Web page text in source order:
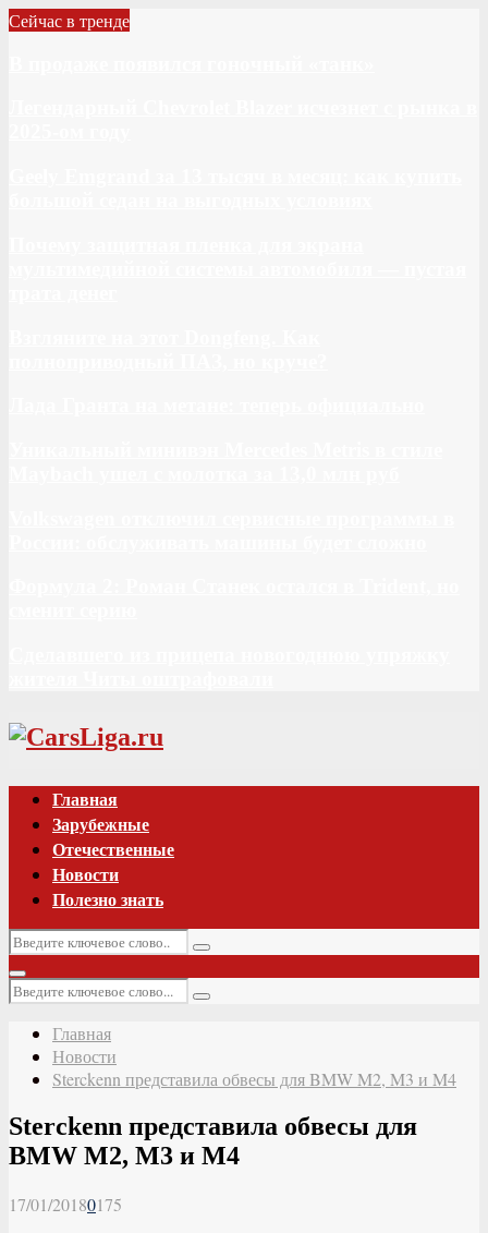
Сейчас в тренде
Vk
Главная
Зарубежные
Отечественные
Новости
Полезно знать
Искать:
Поиск
Основное
меню
Искать:
Поиск
Главная
Новости
Sterckenn представила обвесы для BMW M2, M3 и M4
Sterckenn представила обвесы для
BMW M2, M3 и M4
17/01/20180175